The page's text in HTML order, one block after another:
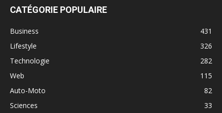
CATÉGORIE POPULAIRE
Business
431
Lifestyle
326
Technologie
282
Web
115
Auto-Moto
82
Sciences
33